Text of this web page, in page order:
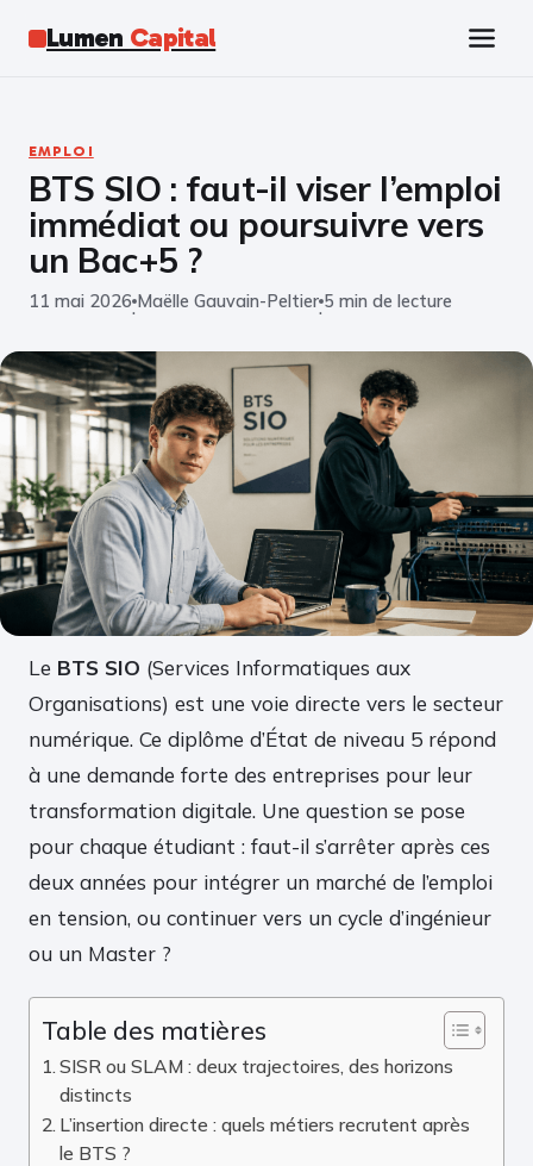
Lumen Capital
Business
Finance
Marketing
Éducation
Emploi
EMPLOI
BTS SIO : faut-il viser l’emploi
immédiat ou poursuivre vers
un Bac+5 ?
11 mai 2026
·
Maëlle Gauvain-Peltier
·
5 min de lecture
Le BTS SIO (Services Informatiques aux
Organisations) est une voie directe vers le secteur
numérique. Ce diplôme d’État de niveau 5 répond
à une demande forte des entreprises pour leur
transformation digitale. Une question se pose
pour chaque étudiant : faut-il s’arrêter après ces
deux années pour intégrer un marché de l’emploi
en tension, ou continuer vers un cycle d’ingénieur
ou un Master ?
Table des matières
SISR ou SLAM : deux trajectoires, des horizons
distincts
L’insertion directe : quels métiers recrutent après
le BTS ?